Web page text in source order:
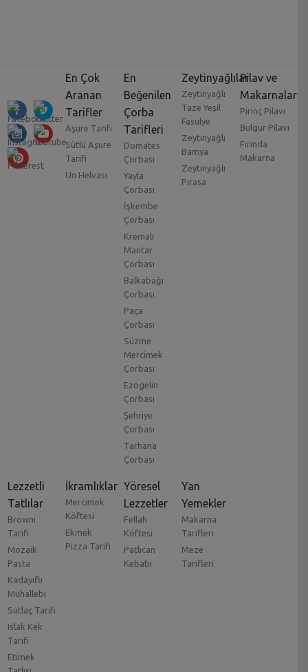
En Çok
Aranan
Tarifler
Aşure Tarifi
Sütlü Aşure
Tarifi
Un Helvası
En
Beğenilen
Çorba
Tarifleri
Domates
Çorbası
Yayla
Çorbası
İşkembe
Çorbası
Kremalı
Mantar
Çorbası
Balkabağı
Çorbası
Paça
Çorbası
Süzme
Mercimek
Çorbası
Ezogelin
Çorbası
Şehriye
Çorbası
Tarhana
Çorbası
Zeytinyağlılar
Zeytinyağlı
Taze Yeşil
Fasulye
Zeytinyağlı
Bamya
Zeytinyağlı
Pırasa
Pilav ve
Makarnalar
Pirinç Pilavı
Bulgur Pilavı
Fırında
Makarna
Lezzetli
Tatlılar
Browni
Tarifi
Mozaik
Pasta
Kadayıflı
Muhallebi
Sütlaç Tarifi
Islak Kek
Tarifi
Etimek
İkramlıklar
Mercimek
Köftesi
Ekmek
Pizza Tarifi
Yöresel
Lezzetler
Fellah
Köftesi
Patlıcan
Kebabı
Yan
Yemekler
Makarna
Tarifleri
Meze
Tarifleri